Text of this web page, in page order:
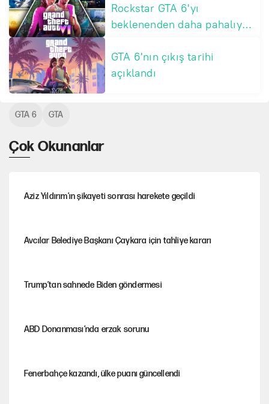
Rockstar GTA 6'yı
beklenenden daha pahalıya
GTA 6'nın çıkış tarihi
açıklandı
Çok Okunanlar
Aziz Yıldırım’ın şikayeti sonrası harekete geçildi
Avcılar Belediye Başkanı Çaykara için tahliye kararı
Trump’tan sahnede Biden göndermesi
ABD Donanması’nda erzak sorunu
Fenerbahçe kazandı, ülke puanı güncellendi
GTA 6 GTA